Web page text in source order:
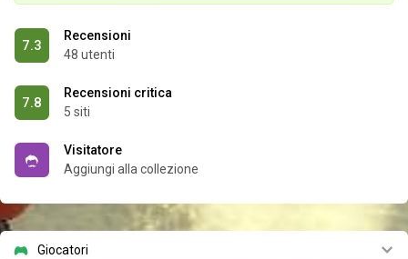
7.3
Recensioni
48 utenti
7.8
Recensioni critica
5 siti
Visitatore
Aggiungi alla collezione
Giocatori